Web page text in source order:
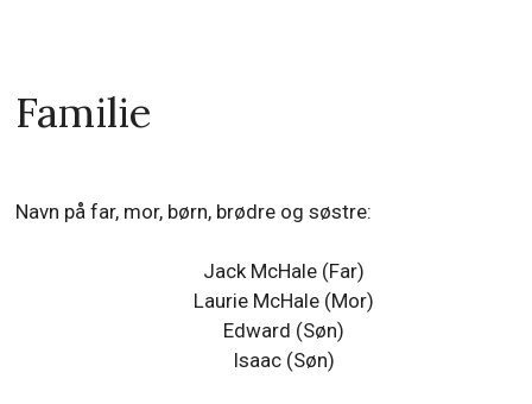
Familie
Navn på far, mor, børn, brødre og søstre:
Jack McHale (Far)
Laurie McHale (Mor)
Edward (Søn)
Isaac (Søn)